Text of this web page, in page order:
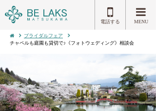
電話する MENU
ブライダルフェア
チャペルも庭園も貸切で♪《フォトウェディング》相談会